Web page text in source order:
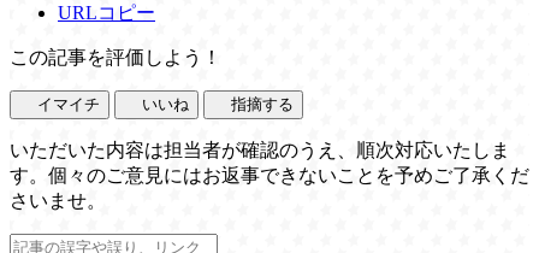
URLコピー
この記事を評価しよう！
イマイチ いいね 指摘する
いただいた内容は担当者が確認のうえ、順次対応いたしま
す。個々のご意見にはお返事できないことを予めご了承くだ
さいませ。